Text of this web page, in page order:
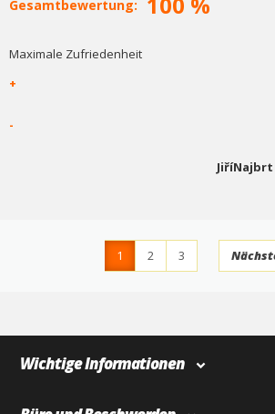
Gesamtbewertung:
Maximale Zufriedenheit
+
-
JiříNajbrt
1 2
3
Wichtige Informationen